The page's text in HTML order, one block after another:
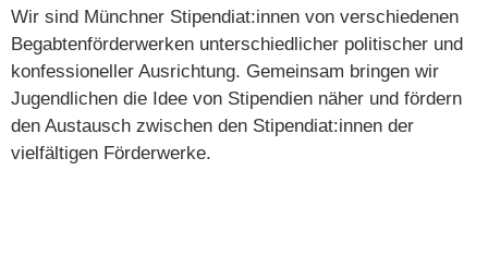
Wir sind Münchner Stipendiat:innen von verschiedenen
Begabtenförderwerken unterschiedlicher politischer und
konfessioneller Ausrichtung. Gemeinsam bringen wir
Jugendlichen die Idee von Stipendien näher und fördern
den Austausch zwischen den Stipendiat:innen der
vielfältigen Förderwerke.